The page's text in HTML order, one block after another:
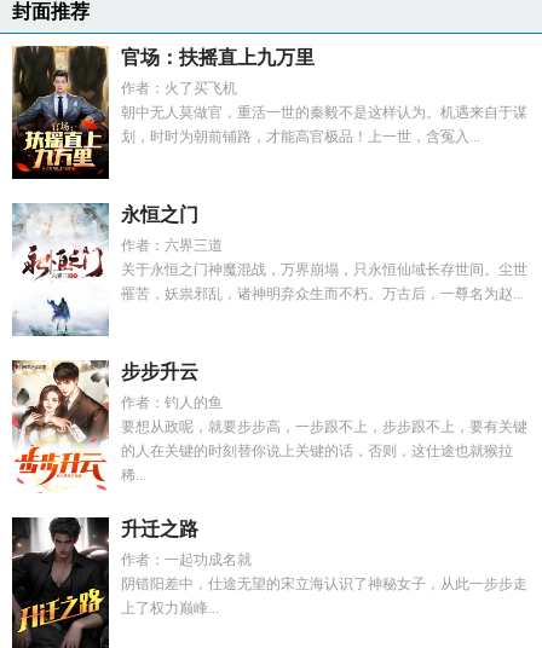
封面推荐
官场：扶摇直上九万里
作者：火了买飞机
朝中无人莫做官，重活一世的秦毅不是这样认为。机遇来自于谋
划，时时为朝前铺路，才能高官极品！上一世，含冤入...
永恒之门
作者：六界三道
关于永恒之门神魔混战，万界崩塌，只永恒仙域长存世间。尘世
罹苦，妖祟邪乱，诸神明弃众生而不朽。万古后，一尊名为赵...
步步升云
作者：钓人的鱼
要想从政呢，就要步步高，一步跟不上，步步跟不上，要有关键
的人在关键的时刻替你说上关键的话，否则，这仕途也就猴拉
稀...
升迁之路
作者：一起功成名就
阴错阳差中，仕途无望的宋立海认识了神秘女子，从此一步步走
上了权力巅峰...